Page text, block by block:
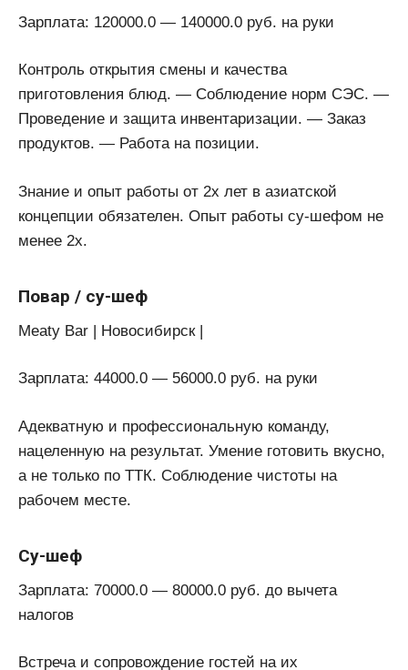
Зарплата: 120000.0 — 140000.0 руб. на руки
Контроль открытия смены и качества
приготовления блюд. — Соблюдение норм СЭС. —
Проведение и защита инвентаризации. — Заказ
продуктов. — Работа на позиции.
Знание и опыт работы от 2х лет в азиатской
концепции обязателен. Опыт работы су-шефом не
менее 2х.
Повар / су-шеф
Meaty Bar | Новосибирск |
Зарплата: 44000.0 — 56000.0 руб. на руки
Адекватную и профессиональную команду,
нацеленную на результат. Умение готовить вкусно,
а не только по ТТК. Соблюдение чистоты на
рабочем месте.
Су-шеф
Зарплата: 70000.0 — 80000.0 руб. до вычета
налогов
Встреча и сопровождение гостей на их